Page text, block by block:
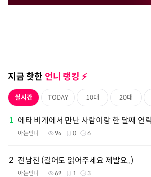
지금 핫한 언니 랭킹 ⚡️️
실시간 TODAY 10대 20대
1 에타 비게에서 만난 사람이랑 한 달째 연
아는언니 96 0 6
2 전남친 (길어도 읽어주세요 제발요..)
아는언니 69 1 3